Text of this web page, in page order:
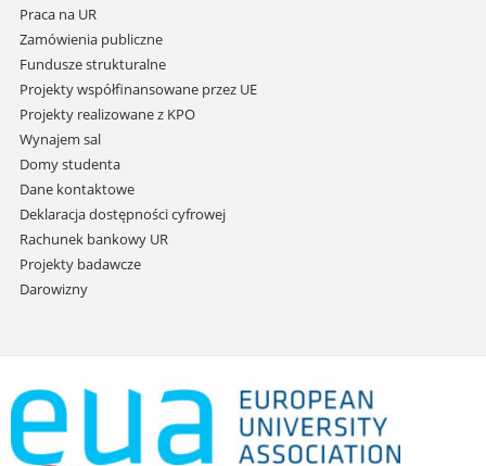
Praca na UR
Zamówienia publiczne
Fundusze strukturalne
Projekty współfinansowane przez UE
Projekty realizowane z KPO
Wynajem sal
Domy studenta
Dane kontaktowe
Deklaracja dostępności cyfrowej
Rachunek bankowy UR
Projekty badawcze
Darowizny